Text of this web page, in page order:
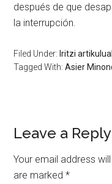
después de que
la interrupción.
Filed Under: Iritzi
Tagged With:Asier
Leave a Reply
Your email address
are marked*